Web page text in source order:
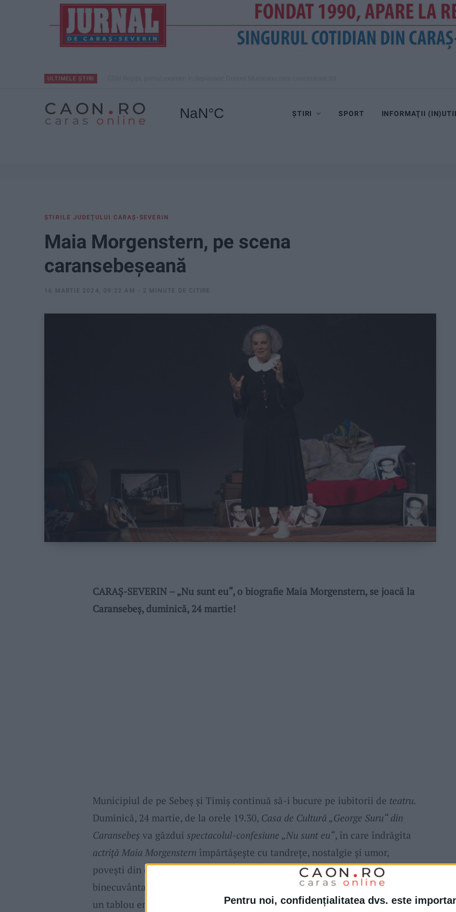
Pentru noi, confidențialitatea dvs. este
ULTIMELE ȘTIRI
ȘTIRI SPORT INFORMAŢII
ŞTIRILE JUDEŢULUI CARAŞ-SEVERIN
Maia Morgenstern, pe scena
caransebeşeană
16 MARTIE 2024, 09:22 AM 2 MINUTE DE CITIRE
CARAŞ-SEVERIN – „Nu sunt eu“, o biografie Maia Morgenstern, se joacă la
Caransebeş, duminică, 24 martie!
Municipiul de pe Sebeş şi Timiş continuă să-i bucure pe iubitorii de teatru.
Duminică, 24 martie, de la orele 19.30, Casa de Cultură „George Suru“ din
Caransebeş va găzdui spectacolul-confesiune „Nu sunt eu“, în care îndrăgita
actriță Maia Morgenstern împărtășește cu tandrețe, nostalgie și umor,
povești din copilărie și carieră. Imaginea părinților, „amintirea lor veșnic
binecuvântată“ și lecțiile prețioase despre demnitate și onoare conturează
un tablou emoționant în destinul creator al unei artiste de excepție.